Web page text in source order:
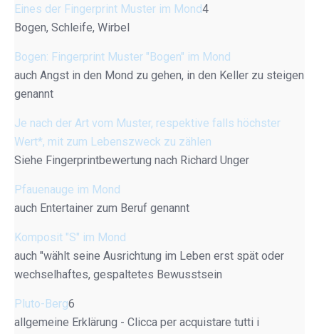
Eines der Fingerprint Muster im Mond4
Bogen, Schleife, Wirbel
Bogen: Fingerprint Muster "Bogen" im Mond
auch Angst in den Mond zu gehen, in den Keller zu steigen
genannt
Je nach der Art vom Muster, respektive falls höchster
Wert*, mit zum Lebenszweck zu zählen
Siehe Fingerprintbewertung nach Richard Unger
Pfauenauge im Mond
auch Entertainer zum Beruf genannt
Komposit "S" im Mond
auch "wählt seine Ausrichtung im Leben erst spät oder
wechselhaftes, gespaltetes Bewusstsein
Pluto-Berg6
allgemeine Erklärung - Clicca per acquistare tutti i